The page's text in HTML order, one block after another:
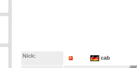
Nick: cab